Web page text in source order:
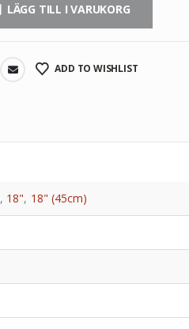
LÄGG TILL I VARUKORG
ADD TO WISHLIST
, 18", 18" (45cm)